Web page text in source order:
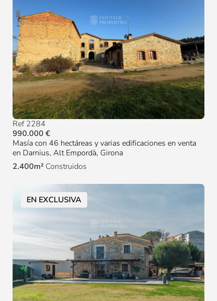
Ref 2284
990.000 €
Masía con 46 hectáreas y varias edificaciones en venta
en Darnius, Alt Empordà, Girona
2.400m² Construidos
EN EXCLUSIVA